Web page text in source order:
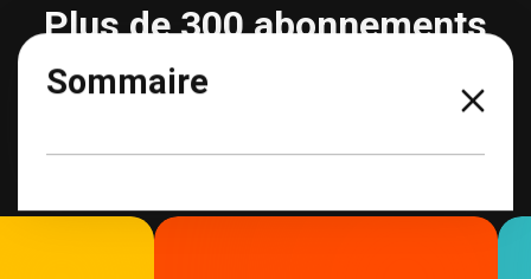
Sommaire
Plus de 300 abonnements
partageables